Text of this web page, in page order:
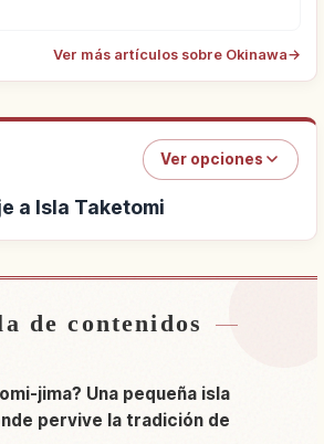
Ver más artículos sobre Okinawa→
Ver opciones
a Isla Taketomi
cerca de Isla Taketomi
en Isla Taketomi↗
de contenidos
jima? Una pequeña isla
pervive la tradición de